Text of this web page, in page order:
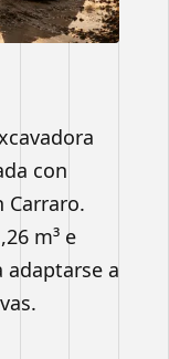
con
m³ e
a